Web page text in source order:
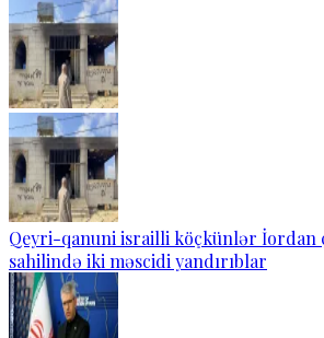
Qeyri-qanuni israilli köçkünlər İordan
sahilində iki məscidi yandırıblar